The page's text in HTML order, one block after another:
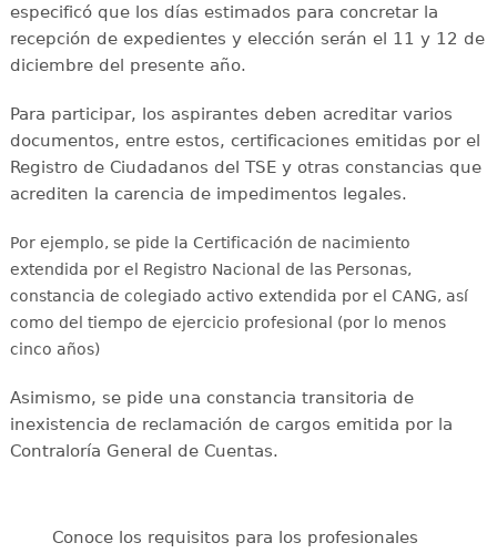
especificó que los días estimados para concretar la
recepción de expedientes y elección serán el 11 y 12 de
diciembre del presente año.
Para participar, los aspirantes deben acreditar varios
documentos, entre estos, certificaciones emitidas por el
Registro de Ciudadanos del TSE y otras constancias que
acrediten la carencia de impedimentos legales.
Por ejemplo, se pide la Certificación de nacimiento
extendida por el Registro Nacional de las Personas,
constancia de colegiado activo extendida por el CANG, así
como del tiempo de ejercicio profesional (por lo menos
cinco años)
Asimismo, se pide una constancia transitoria de
inexistencia de reclamación de cargos emitida por la
Contraloría General de Cuentas.
️Conoce los requisitos para los profesionales